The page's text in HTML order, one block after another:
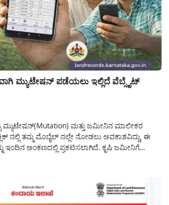
ಮ್ಯುಟೇಷನ್ ಪಡೆಯಲು ಇಲ್ಲಿದೆ ವೆಬ್ಸೈಟ್
ಮ್ಯುಟೇಷನ್(Mutation) ಮತ್ತು ಜಮೀನಿನ ಮಾಲೀಕರ
ನಲ್ಲಿ ತಮ್ಮ ಮೊಬೈಲ್ ನಲ್ಲೇ ನೋಡಲು ಅವಕಾಶವಿದ್ದು, ಈ
ಇಂದಿನ ಅಂಕಣದಲ್ಲಿ ಪ್ರಕಟಿಸಲಾಗಿದೆ. ಕೃಷಿ ಜಮೀನಿಗೆ